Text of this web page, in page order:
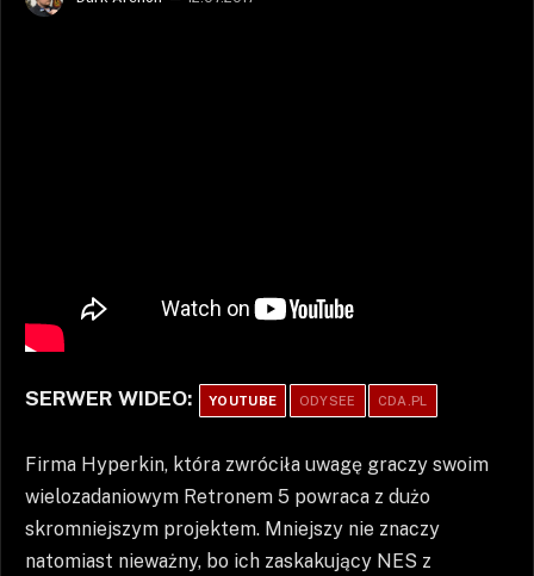
SERWER WIDEO: YOUTUBE ODYSEE CDA.PL
Firma Hyperkin, która zwróciła uwagę graczy swoim
wielozadaniowym Retronem 5 powraca z dużo
skromniejszym projektem. Mniejszy nie znaczy
natomiast nieważny, bo ich zaskakujący NES z